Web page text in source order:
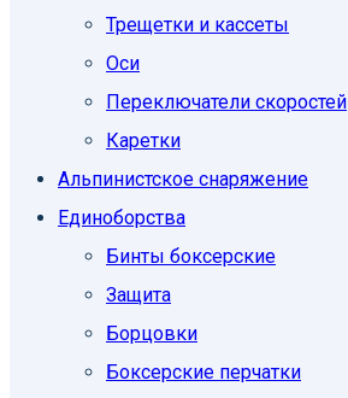
Трещетки и кассеты
Оси
Переключатели скоростей
Каретки
Альпинистское снаряжение
Единоборcтва
Бинты боксерские
Защита
Борцовки
Боксерские перчатки